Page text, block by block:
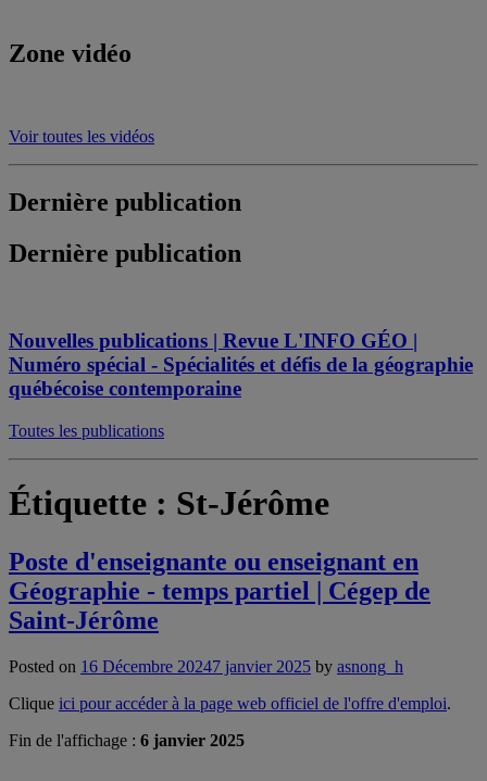
Zone vidéo
Voir toutes les vidéos
Dernière publication
Dernière publication
Nouvelles publications | Revue L'INFO GÉO |
Numéro spécial - Spécialités et défis de la géographie
québécoise contemporaine
Toutes les publications
Étiquette : St-Jérôme
Poste d'enseignante ou enseignant en
Géographie - temps partiel | Cégep de
Saint-Jérôme
Posted on 16 Décembre 20247 janvier 2025 by asnong_h
Clique ici pour accéder à la page web officiel de l'offre d'emploi.
Fin de l'affichage : 6 janvier 2025